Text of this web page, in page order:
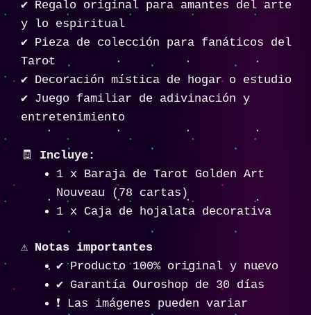
✔️ Regalo original para amantes del arte
y lo espiritual
✔️ Pieza de colección para fanáticos del
Tarot
✔️ Decoración mística de hogar o estudio
✔️ Juego familiar de adivinación y
entretenimiento
🧾 Incluye:
1 x Baraja de Tarot Golden Art
Nouveau (78 cartas)
1 x Caja de hojalata decorativa
⚠️ Notas importantes
✔️ Producto 100% original y nuevo
✔️ Garantía Ouroshop de 30 días
❗ Las imágenes pueden variar